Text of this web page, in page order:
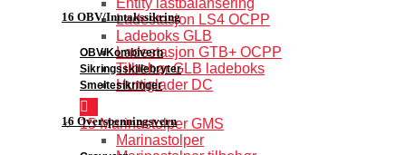
16 OBV/Inntakssikring
OBV/Kombivern
Sikringsskillebryter
Smeltesikringer
16 Overspenningsvern
Entity lastbalansering
Ladestasjon LS4 OCPP
Ladeboks GLB
Ladestasjon GTB+ OCPP
Tilbehør GLB ladeboks
Hurtiglader DC
15 Marinastolper GMS
Marinastolper